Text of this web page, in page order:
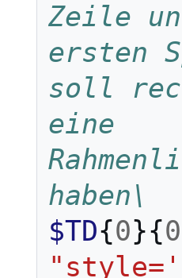
Zeile
ersten
soll
eine
haben\
$TD{0}{0